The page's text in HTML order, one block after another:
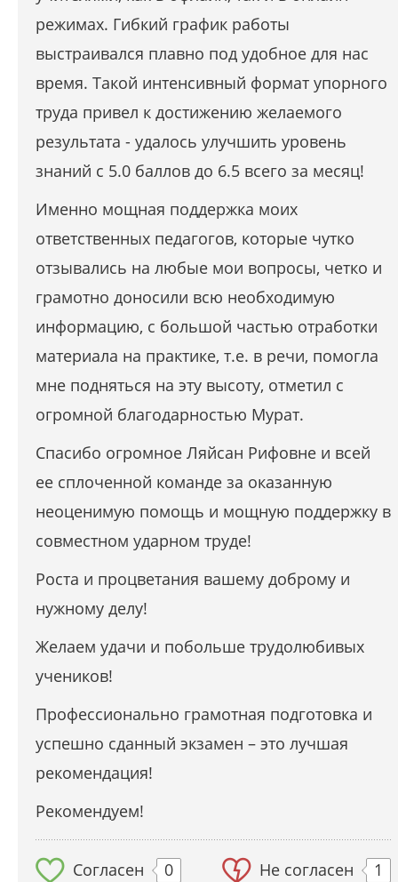
режимах. Гибкий график работы
выстраивался плавно под удобное для нас
время. Такой интенсивный формат упорного
труда привел к достижению желаемого
результата - удалось улучшить уровень
знаний с 5.0 баллов до 6.5 всего за месяц!
Именно мощная поддержка моих
ответственных педагогов, которые чутко
отзывались на любые мои вопросы, четко и
грамотно доносили всю необходимую
информацию, с большой частью отработки
материала на практике, т.е. в речи, помогла
мне подняться на эту высоту, отметил с
огромной благодарностью Мурат.
Спасибо огромное Ляйсан Рифовне и всей
ее сплоченной команде за оказанную
неоценимую помощь и мощную поддержку в
совместном ударном труде!
Роста и процветания вашему доброму и
нужному делу!
Желаем удачи и побольше трудолюбивых
учеников!
Профессионально грамотная подготовка и
успешно сданный экзамен – это лучшая
рекомендация!
Рекомендуем!
Согласен 0 Не согласен 1